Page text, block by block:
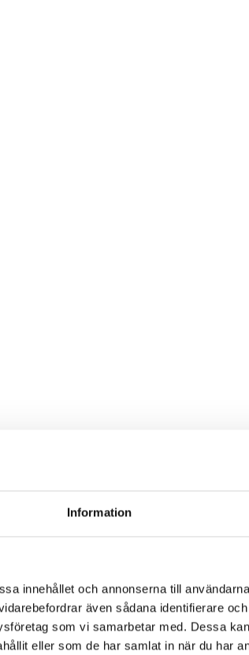
Information
innehållet och annonserna till
även sådana identifierare
som vi samarbetar med. Dessa
eller som de har samlat in när du har